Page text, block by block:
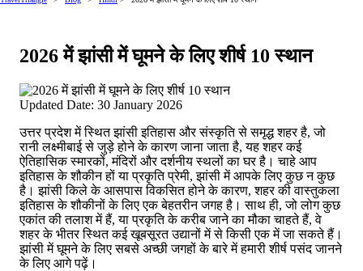
2026 में झांसी में घूमने के लिए शीर्ष 10 स्थान
Updated Date: 30 January 2026
उत्तर प्रदेश में स्थित झांसी इतिहास और संस्कृति से समृद्ध शहर है, जो
रानी लक्ष्मीबाई से जुड़े होने के कारण जाना जाता है, यह शहर कई
ऐतिहासिक स्मारकों, मंदिरों और दर्शनीय स्थलों का घर है। चाहे आप
इतिहास के शौकीन हों या प्रकृति प्रेमी, झांसी में आपके लिए कुछ न कुछ
है। झांसी किले के आसपास विकसित होने के कारण, शहर की वास्तुकला
इतिहास के शौकीनों के लिए एक बेहतरीन जगह है। साथ ही, जो लोग कुछ
एकांत की तलाश में हैं, या प्रकृति के करीब जाने का मौका चाहते हैं, वे
शहर के भीतर स्थित कई खूबसूरत उद्यानों में से किसी एक में जा सकते हैं।
झांसी में घूमने के लिए सबसे अच्छी जगहों के बारे में हमारी शीर्ष पसंद जानने
के लिए आगे पढ़ें।